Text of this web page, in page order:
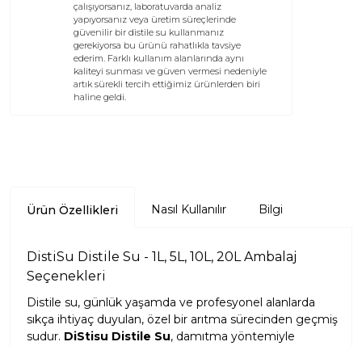
çalışıyorsanız, laboratuvarda analiz
yapıyorsanız veya üretim süreçlerinde
güvenilir bir distile su kullanmanız
gerekiyorsa bu ürünü rahatlıkla tavsiye
ederim. Farklı kullanım alanlarında aynı
kaliteyi sunması ve güven vermesi nedeniyle
artık sürekli tercih ettiğimiz ürünlerden biri
haline geldi.
Ürün Özellikleri Nasıl Kullanılır Bilgi
DistiSu Distile Su - 1L, 5L, 10L, 20L Ambalaj
Seçenekleri
Distile su, günlük yaşamda ve profesyonel alanlarda
sıkça ihtiyaç duyulan, özel bir arıtma sürecinden geçmiş
sudur. DiStisu Distile Su, damıtma yöntemiyle